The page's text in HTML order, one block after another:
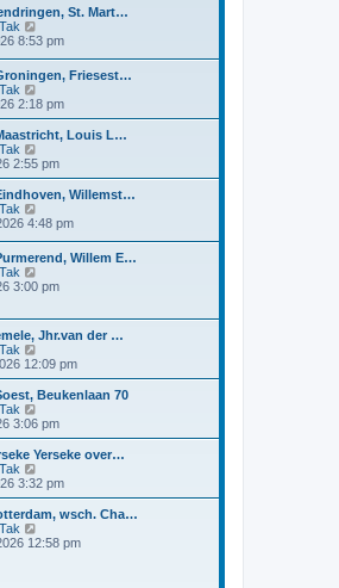
e
e
r
i
h
t
a
t
s
t
e
e
r
i
h
t
i
j
k
a
a
s
t
e
e
r
i
h
St. Mart…
e
j
k
l
a
a
s
t
e
e
r
i
h
8:53 pm
Friesest…
e
k
i
k
a
t
s
t
e
e
i
c
t
2:18 pm
Louis L…
e
k
i
k
a
a
s
e
b
r
i
c
t
2:55 pm
Willemst…
e
j
l
a
t
t
e
b
r
i
c
t
4:48 pm
Willem E…
e
k
a
a
t
t
e
b
r
i
c
t
3:00 pm
Jhr.van der …
e
k
i
k
a
a
t
s
e
e
12:09 pm
Beukenlaan 70
e
k
i
k
a
t
s
3:06 pm
Yerseke over…
e
k
i
k
3:32 pm
wsch. Cha…
e
12:58 pm